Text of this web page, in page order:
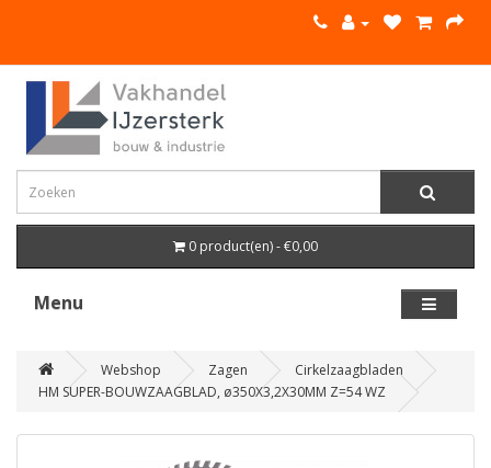
0 product(en) - €0,00
Menu
Webshop Zagen
Cirkelzaagbladen
HM SUPER-BOUWZAAGBLAD, ø350X3,2X30MM Z=54 WZ